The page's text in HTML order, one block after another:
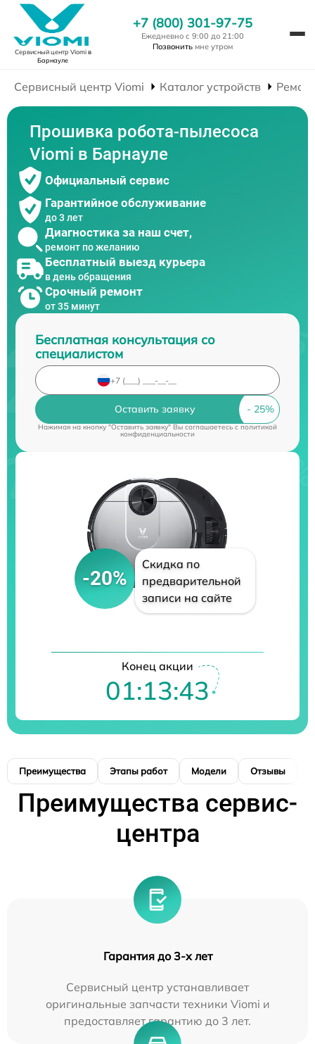
Сервисный центр Viomiв
Барнауле
+7 (800) 301-97-75
Ежедневно с 9:00 до 21:00
Позвонить мне утром
Сервисный центр Viomi Каталог устройств
Прошивка робота-пылесоса
Viomi в Барнауле
Официальный сервис
Гарантийное обслуживание
до 3 лет
Диагностика за наш счет,
ремонт по желанию
Бесплатный выезд курьера
в день обращения
Срочный ремонт
от 35 минут
Бесплатная консультация со
специалистом
Оставить заявку
Нажимая на кнопку "Оставить заявку" Вы соглашаетесь cполитикой
конфиденциальности
-20%
Скидка по
предварительной
записи на сайте
Конец акции
01:13:42
Преимущества Этапы работ Модели Отзывы
Преимущества сервис-
центра
Гарантия до 3-х лет
Сервисный центр устанавливает
оригинальные запчасти техники Viomi и
предоставляет гарантию до 3 лет.